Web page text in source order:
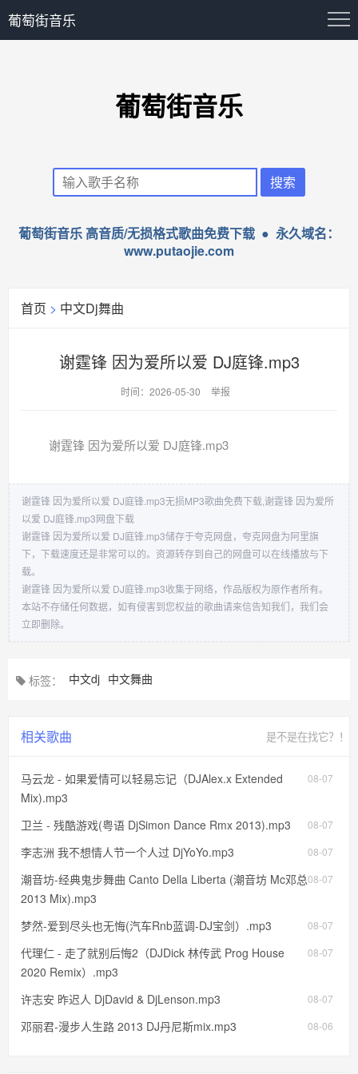
葡萄街音乐
葡萄街音乐
葡萄街音乐 高音质/无损格式歌曲免费下载 ● 永久域名：
www.putaojie.com
首页 > 中文Dj舞曲
谢霆锋 因为爱所以爱 DJ庭锋.mp3
时间：2026-05-30 举报
谢霆锋 因为爱所以爱 DJ庭锋.mp3
谢霆锋 因为爱所以爱 DJ庭锋.mp3无损MP3歌曲免费下载,谢霆锋 因为爱所
以爱 DJ庭锋.mp3网盘下载
谢霆锋 因为爱所以爱 DJ庭锋.mp3储存于夸克网盘，夸克网盘为阿里旗
下，下载速度还是非常可以的。资源转存到自己的网盘可以在线播放与下
载。
谢霆锋 因为爱所以爱 DJ庭锋.mp3收集于网络，作品版权为原作者所有。
本站不存储任何数据，如有侵害到您权益的歌曲请来信告知我们，我们会
立即删除。
标签： 中文dj 中文舞曲
相关歌曲 是不是在找它？！
08-07
马云龙 - 如果爱情可以轻易忘记（DJAlex.x Extended
Mix).mp3
08-07
卫兰 - 残酷游戏(粤语 DjSimon Dance Rmx 2013).mp3
08-07
李志洲 我不想情人节一个人过 DjYoYo.mp3
08-07
潮音坊-经典鬼步舞曲 Canto Della Liberta (潮音坊 Mc邓总
2013 Mix).mp3
08-07
梦然-爱到尽头也无悔(汽车Rnb蓝调-DJ宝剑）.mp3
08-07
代理仁 - 走了就别后悔2（DJDick 林传武 Prog House
2020 Remix）.mp3
08-07
许志安 昨迟人 DjDavid & DjLenson.mp3
08-06
邓丽君-漫步人生路 2013 DJ丹尼斯mix.mp3